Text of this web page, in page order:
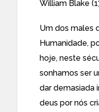
William Blake
Um dos males
Humanidade,
hoje, neste
sonhamos ser
dar demasiada
deus por nós